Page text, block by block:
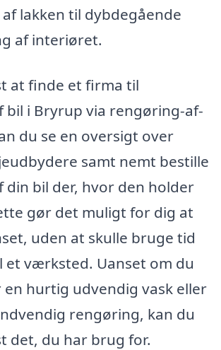
lakken til dybdegående
af interiøret.
at finde et firma til
bil i Bryrup via rengøring-af-
du se en oversigt over
samt nemt bestille
din bil der, hvor den holder
gør det muligt for dig at
uden at skulle bruge tid
et værksted. Uanset om du
hurtig udvendig vask eller
rengøring, kan du
det, du har brug for.